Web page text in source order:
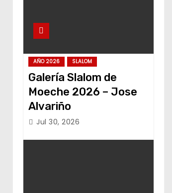
AÑO 2026 SLALOM
Galería Slalom de
Moeche 2026 – Jose
Alvariño
Jul 30, 2026